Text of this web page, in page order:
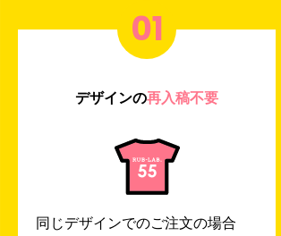
01
デザインの再入稿不要
同じデザインでのご注文の場合